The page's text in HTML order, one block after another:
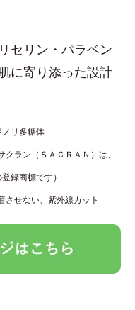
セリン・パラベン
に寄り添った設計
リ多糖体
ラン（ＳＡＣＲＡＮ）は、
録商標です）
せない、紫外線カット